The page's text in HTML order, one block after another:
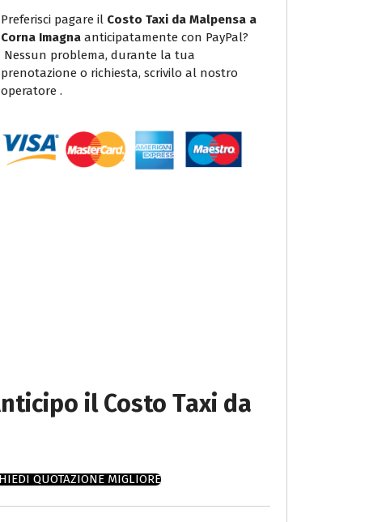
Preferisci pagare il Costo Taxi da Malpensa a
Corna Imagnaanticipatamente con PayPal?
Nessun problema, durante la tua
prenotazione o richiesta, scrivilo al nostro
operatore .
il Costo Taxi da
QUOTAZIONE MIGLIORE